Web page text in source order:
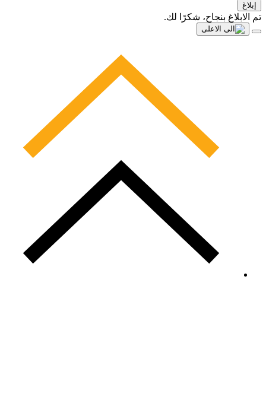
إبلاغ
تم الابلاغ بنجاح، شكرًا لك.